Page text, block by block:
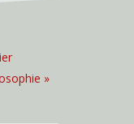
»